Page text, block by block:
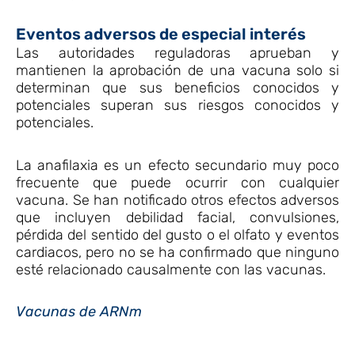
Eventos adversos de especial interés
Las autoridades reguladoras aprueban y
mantienen la aprobación de una vacuna solo si
determinan que sus beneficios conocidos y
potenciales superan sus riesgos conocidos y
potenciales.
La anafilaxia es un efecto secundario muy poco
frecuente que puede ocurrir con cualquier
vacuna. Se han notificado otros efectos adversos
que incluyen debilidad facial, convulsiones,
pérdida del sentido del gusto o el olfato y eventos
cardiacos, pero no se ha confirmado que ninguno
esté relacionado causalmente con las vacunas.
Vacunas de ARNm